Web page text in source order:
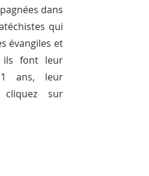
dans
qui
évangiles et
ils font leur
ans, leur
sur